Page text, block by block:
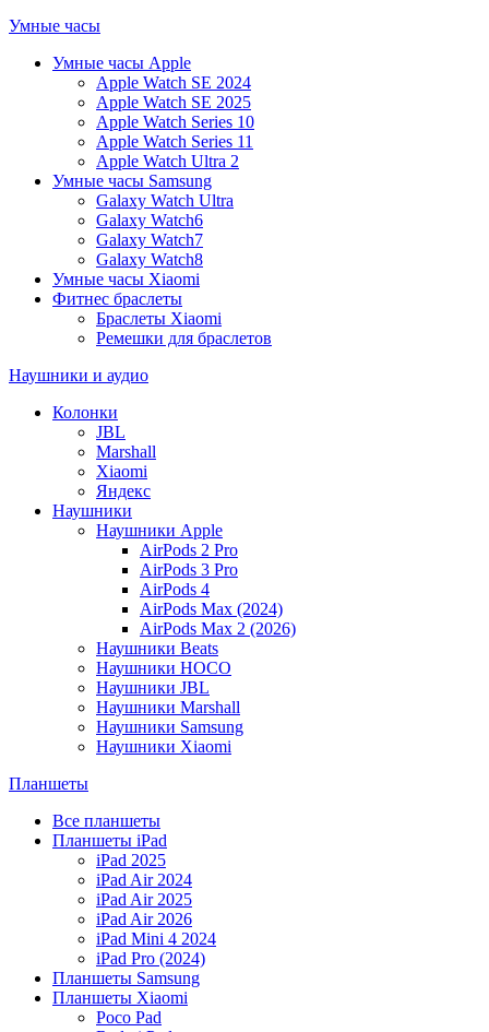
Умные часы
Умные часы Apple
Apple Watch SE 2024
Apple Watch SE 2025
Apple Watch Series 10
Apple Watch Series 11
Apple Watch Ultra 2
Умные часы Samsung
Galaxy Watch Ultra
Galaxy Watch6
Galaxy Watch7
Galaxy Watch8
Умные часы Xiaomi
Фитнес браслеты
Браслеты Xiaomi
Ремешки для браслетов
Наушники и аудио
Колонки
JBL
Marshall
Xiaomi
Яндекс
Наушники
Наушники Apple
AirPods 2 Pro
AirPods 3 Pro
AirPods 4
AirPods Max (2024)
AirPods Max 2 (2026)
Наушники Beats
Наушники HOCO
Наушники JBL
Наушники Marshall
Наушники Samsung
Наушники Xiaomi
Планшеты
Все планшеты
Планшеты iPad
iPad 2025
iPad Air 2024
iPad Air 2025
iPad Air 2026
iPad Mini 4 2024
iPad Pro (2024)
Планшеты Samsung
Планшеты Xiaomi
Poco Pad